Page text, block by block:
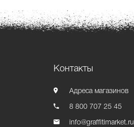
Контакты
Адреса магазинов
8 800 707 25 45
info@graffitimarket.ru